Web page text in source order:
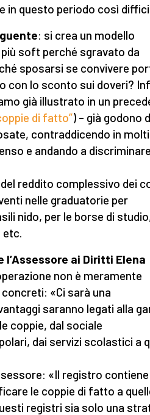
in questo periodo così
: si crea un modello
soft perché sgravato da
sposarsi se convivere
con lo sconto sui doveri?
già illustrato in un
di fatto”) – già godono
contraddicendo in
e andando a
reddito complessivo dei
nelle graduatorie per
nido, per le borse di
etc.
ai Diritti Elena
non è meramente
«Ci sarà una
saranno legati alla
coppie, dal sociale
dai servizi scolastici a
«Il registro contiene
le coppie di fatto a
registri sia solo una